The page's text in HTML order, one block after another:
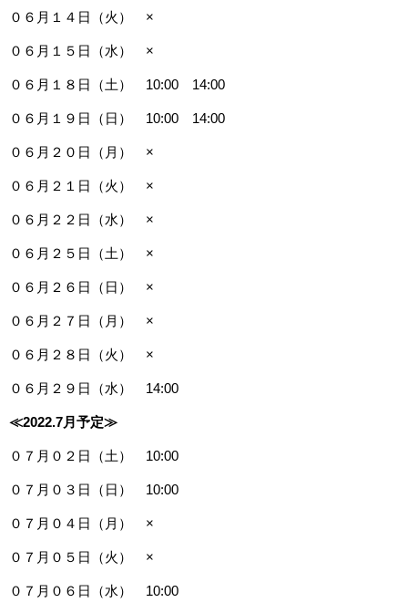
０６月１４日（火） ×
０６月１５日（水） ×
０６月１８日（土） 10:00 14:00
０６月１９日（日） 10:00 14:00
０６月２０日（月） ×
０６月２１日（火） ×
０６月２２日（水） ×
０６月２５日（土） ×
０６月２６日（日） ×
０６月２７日（月） ×
０６月２８日（火） ×
０６月２９日（水） 14:00
≪2022.7月予定≫
０７月０２日（土） 10:00
０７月０３日（日） 10:00
０７月０４日（月） ×
０７月０５日（火） ×
０７月０６日（水） 10:00